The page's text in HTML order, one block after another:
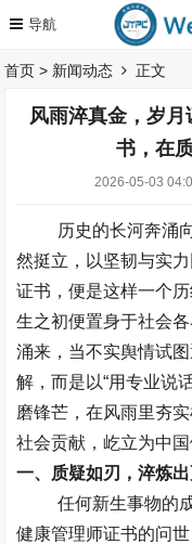
首页 > 新闻动态 正文
风雨淬真金，岁
书，在
2026-05-03
历史的长河奔涌
然挺立，以坚韧与实
证书，便是这样一个
生之初便置身于社会
涌来，当不实舆情试
解，而是以“用专业说
磨锋芒，在风雨里夯
社会贡献，屹立为中
一、质疑如刃，淬炼
任何新生事物的
健康管理师证书的问